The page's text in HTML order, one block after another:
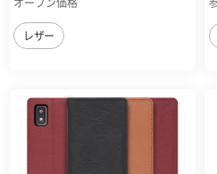
オープン価格
レザー